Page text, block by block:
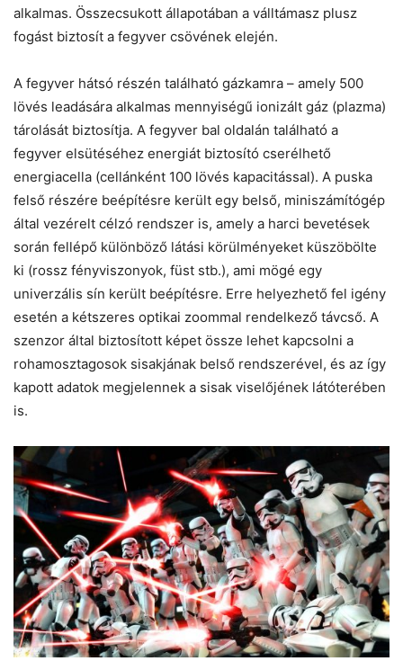
alkalmas. Összecsukott állapotában a válltámasz plusz
fogást biztosít a fegyver csövének elején.
A fegyver hátsó részén található gázkamra – amely 500
lövés leadására alkalmas mennyiségű ionizált gáz (plazma)
tárolását biztosítja. A fegyver bal oldalán található a
fegyver elsütéséhez energiát biztosító cserélhető
energiacella (cellánként 100 lövés kapacitással). A puska
felső részére beépítésre került egy belső, miniszámítógép
által vezérelt célzó rendszer is, amely a harci bevetések
során fellépő különböző látási körülményeket küszöbölte
ki (rossz fényviszonyok, füst stb.), ami mögé egy
univerzális sín került beépítésre. Erre helyezhető fel igény
esetén a kétszeres optikai zoommal rendelkező távcső. A
szenzor által biztosított képet össze lehet kapcsolni a
rohamosztagosok sisakjának belső rendszerével, és az így
kapott adatok megjelennek a sisak viselőjének látóterében
is.